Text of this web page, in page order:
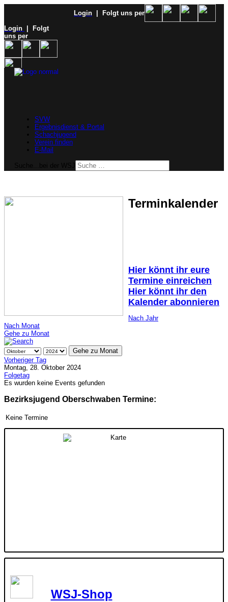
Login
| Folgt uns per
Login
| Folgt
uns per
SVW
Ergebnisdienst & Portal
Schachjugend
Verein finden
E-Mail
Terminkalender
Hier könnt ihr eure
Termine einreichen
Hier könnt ihr den
Kalender abonnieren
Nach Jahr
Nach Monat
Gehe zu Monat
Gehe zu Monat
Vorheriger Tag
Montag, 28. Oktober 2024
Folgetag
Es wurden keine Events gefunden
Bezirksjugend Oberschwaben Termine:
Keine Termine
WSJ-Shop